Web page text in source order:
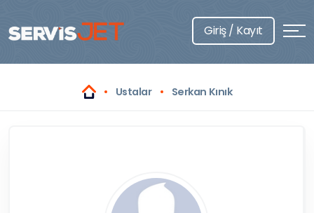
Giriş / Kayıt
Ustalar Serkan Kınık